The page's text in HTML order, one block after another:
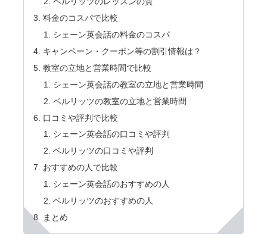
料金のコスパで比較
シェーン英会話の料金のコスパ
キャンペーン・クーポン等の割引情報は？
教室の立地と営業時間で比較
シェーン英会話の教室の立地と営業時間
ベルリッツの教室の立地と営業時間
口コミや評判で比較
シェーン英会話の口コミや評判
ベルリッツの口コミや評判
おすすめの人で比較
シェーン英会話のおすすめの人
ベルリッツのおすすめの人
まとめ